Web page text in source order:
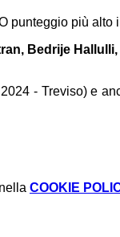
punteggio più alto
Bedrije
- Treviso) e
COOKIE